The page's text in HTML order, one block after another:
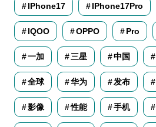
IPhone17 IPhone17Pro
IQOO OPPO Pro
一加 三星 中国
全球 华为 发布
影像 性能 手机